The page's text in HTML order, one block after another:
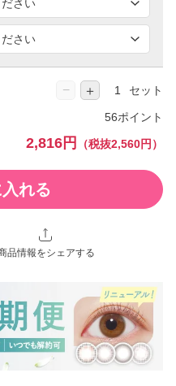
− ＋ セット
56ポイント
2,816円 （税抜2,560円）
れる
品情報をシェアする